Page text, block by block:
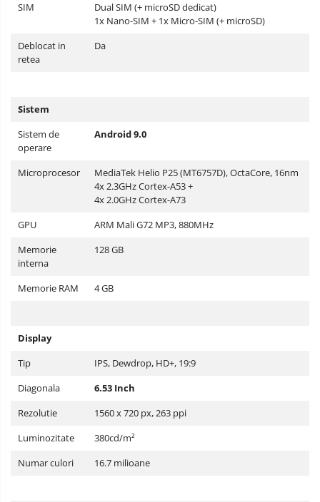
SIM
Dual SIM (+ microSD dedicat)
1x Nano-SIM + 1x Micro-SIM (+ microSD)
Deblocat in
retea
Da
Sistem
Sistem de
operare
Android 9.0
Microprocesor
MediaTek Helio P25 (MT6757D), OctaCore, 16nm
4x 2.3GHz Cortex-A53 +
4x 2.0GHz Cortex-A73
GPU
ARM Mali G72 MP3, 880MHz
Memorie
interna
128 GB
Memorie RAM 4 GB
Display
Tip
IPS, Dewdrop, HD+, 19:9
Diagonala
6.53 Inch
Rezolutie
1560 x 720 px, 263 ppi
Luminozitate
380cd/m²
Numar culori
16.7 milioane